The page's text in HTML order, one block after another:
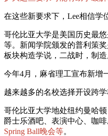
在这些新要求下，Lee相信学
哥伦比亚大学是美国历史最
等。新闻学院颁发的普利策
板块构造学说，二战时，制
今年4月，麻省理工宣布新增
越来越多的名校选择开设跨学
哥伦比亚大学地处纽约曼哈
爵士乐酒吧、表演中心、咖
Spring Ball晚会等。